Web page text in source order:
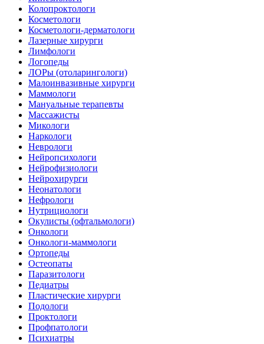
Колопроктологи
Косметологи
Косметологи-дерматологи
Лазерные хирурги
Лимфологи
Логопеды
ЛОРы (отоларингологи)
Малоинвазивные хирурги
Маммологи
Мануальные терапевты
Массажисты
Микологи
Наркологи
Неврологи
Нейропсихологи
Нейрофизиологи
Нейрохирурги
Неонатологи
Нефрологи
Нутрициологи
Окулисты (офтальмологи)
Онкологи
Онкологи-маммологи
Ортопеды
Остеопаты
Паразитологи
Педиатры
Пластические хирурги
Подологи
Проктологи
Профпатологи
Психиатры